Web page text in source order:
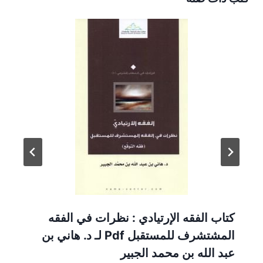
كتاب الفقه الإرتيادي : نظرات في الفقه
المشتشرف للمستقبل Pdf لـ د. هاني بن
عبد الله بن محمد الجبير